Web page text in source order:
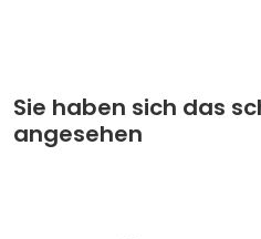
Sie haben sich das
angesehen